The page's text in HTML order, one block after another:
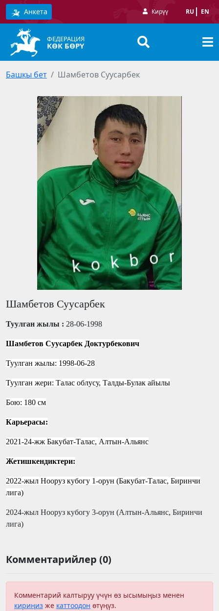
Анкета Кирүү RU EN
ФЕДЕРАЦИЯ
КӨК БӨРҮ
Башкы бет Шамбетов Суусарбек
Шамбетов Суусарбек
Туулган жылы : 28-06-1998
Шамбетов Суусарбек Доктурбекович
Туулган жылы: 1998-06-28
Туулган жери: Талас облусу, Талды-Булак айылы
Бою: 180 см
Карьерасы:
2021-24-жж Бакубат-Талас, Алтын-Альянс
Жетишкендиктери:
2022-жыл Нооруз кубогу 1-орун (Бакубат-Талас, Биринчи
лига)
2024-жыл Нооруз кубогу 3-орун (Алтын-Альянс, Биринчи
лига)
Комментарийлер (0)
Комментарий калтыруу үчүн өз ысымыңыз менен
кириңиз же каттоодон өтүңүз.